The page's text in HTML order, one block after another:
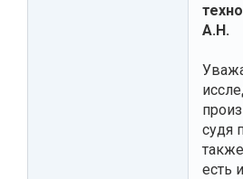
А.Н.
судя
есть